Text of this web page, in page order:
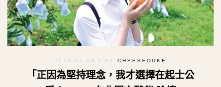
2019-06-03 | BY CHEESEDUKE
「正因為堅持理念，我才選擇在起士公